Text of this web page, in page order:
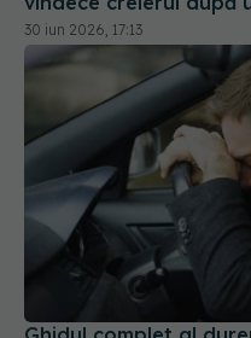
Ghidul complet al
faci în funcție de